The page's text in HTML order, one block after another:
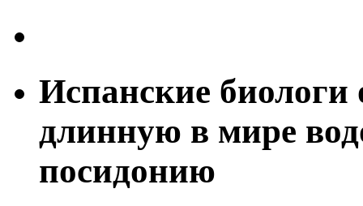
Испанские
длинную в мире
посидонию